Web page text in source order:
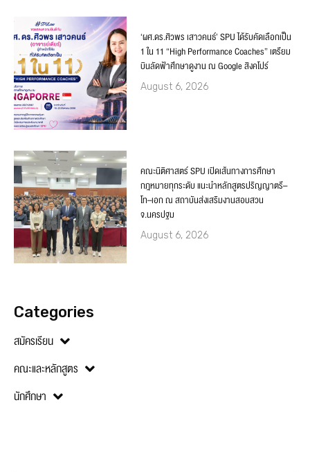
‘ผศ.ดร.ศิวพร เสาวคนธ์’ SPU ได้รับคัดเลือกเป็น
1 ใน 11 “High Performance Coaches” เตรียม
บินลัดฟ้าศึกษาดูงาน ณ Google สิงคโปร์
August 6, 2026
คณะนิติศาสตร์ SPU เปิดเส้นทางการศึกษา
กฎหมายทุกระดับ แนะนำหลักสูตรปริญญาตรี–
โท–เอก ณ สถาบันส่งเสริมงานสอบสวน
จ.นครปฐม
August 6, 2026
Categories
สมัครเรียน
คณะและหลักสูตร
นักศึกษา